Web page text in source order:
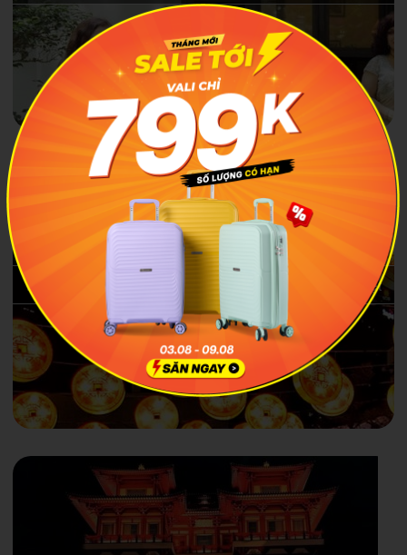
Du lịch Singapore Tết hòa mình vào không khí náo nhiệt